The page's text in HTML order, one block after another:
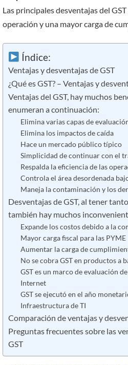
Las principales desventajas del
operación y una mayor carga de
Índice:
Ventajas y desventajas de GST
¿Qué es GST? – Ventajas y
Ventajas del GST, hay muchos
enumeran a continuación:
Elimina varias capas de
Elimina los impactos de caída
Hace un mercado público típico
Simplicidad de continuar con el
Respalda la eficiencia de las
Controla el área desordenada
Maneja la contaminación y los
Desventajas de GST, al tener
también hay muchos
Expande los costos debido a la
Mayor carga fiscal para las PYME
Aumentar la carga de
No se cobra GST en productos a
GST es un marco de evaluación
Internet
GST se ejecutó en el año
Infraestructura de TI
Comparación de ventajas y
Preguntas frecuentes sobre las
GST